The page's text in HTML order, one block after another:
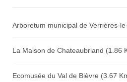
Arboretum municipal de Verrières-
La Maison de Chateaubriand (1.86
Ecomusée du Val de Bièvre (3.67